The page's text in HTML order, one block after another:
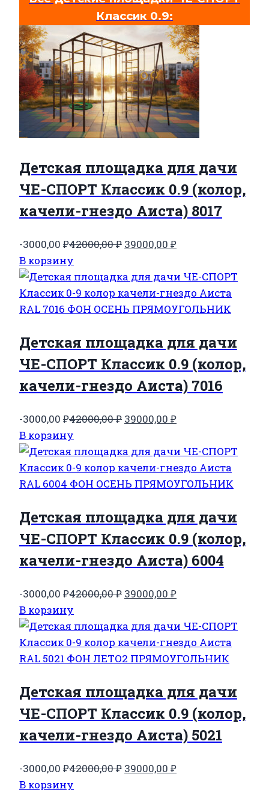
Классик 0.9:
Детская площадка для дачи
ЧЕ-СПОРТ Классик 0.9 (колор,
качели-гнездо Аиста) 8017
-3000,00 ₽42000,00₽ Первоначальная
составляла
42000,00 ₽.
39000,00 ₽Текущая
39000,00 ₽.
В корзину
Детская площадка для дачи
ЧЕ-СПОРТ Классик 0.9 (колор,
качели-гнездо Аиста) 7016
-3000,00 ₽42000,00₽ Первоначальная
составляла
42000,00 ₽.
39000,00 ₽Текущая
39000,00 ₽.
В корзину
Детская площадка для дачи
ЧЕ-СПОРТ Классик 0.9 (колор,
качели-гнездо Аиста) 6004
-3000,00 ₽42000,00₽ Первоначальная
составляла
42000,00 ₽.
39000,00 ₽Текущая
39000,00 ₽.
В корзину
Детская площадка для дачи
ЧЕ-СПОРТ Классик 0.9 (колор,
качели-гнездо Аиста) 5021
-3000,00 ₽42000,00₽ Первоначальная
39000,00 ₽Текущая
В корзину